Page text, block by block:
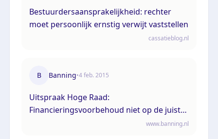
Bestuurdersaansprakelijkheid: rechter
moet persoonlijk ernstig verwijt vaststellen
cassatieblog.nl
B Banning•4 feb. 2015
Uitspraak Hoge Raad:
Financieringsvoorbehoud niet op de juiste
www.banning.nl